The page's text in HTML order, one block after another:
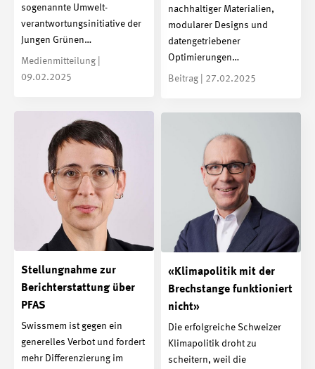
nachhaltiger Materialien,
modularer Designs und
datengetriebener
Optimierungen…
Beitrag | 27.02.2025
sogenannte Umwelt­
verantwortungs­initiative der
Jungen Grünen…
Medienmitteilung |
09.02.2025
Stellungnahme zur
Berichterstattung über
PFAS
Swissmem ist gegen ein
generelles Verbot und fordert
mehr Differenzierung im
«Klimapolitik mit der
Brechstange funktioniert
nicht»
Die erfolgreiche Schweizer
Klimapolitik droht zu
scheitern, weil die